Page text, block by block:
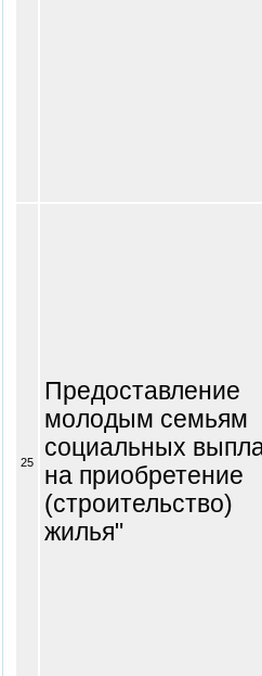
25
Предоставление
молодым семьям
социальных
на приобретение
(строительство)
жилья"